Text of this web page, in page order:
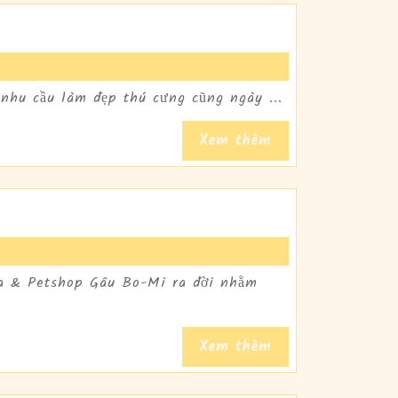
cầu làm đẹp thú cưng cũng ngày ...
Xem thêm
Full
Petshop Gâu Bo-Mi ra đời nhằm
Xem thêm
Full